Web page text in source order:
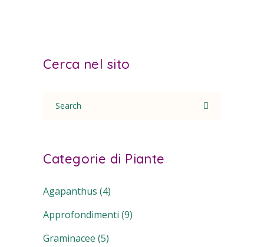
Cerca nel sito
for:
Categorie di Piante
Agapanthus (4)
Approfondimenti (9)
Graminacee (5)